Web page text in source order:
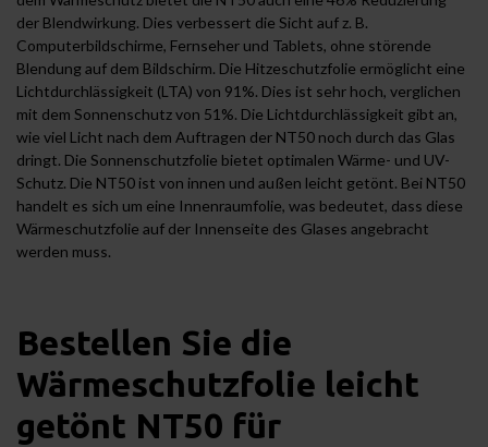
der Blendwirkung. Dies verbessert die Sicht auf z. B.
Computerbildschirme, Fernseher und Tablets, ohne störende
Blendung auf dem Bildschirm. Die Hitzeschutzfolie ermöglicht eine
Lichtdurchlässigkeit (LTA) von 91%. Dies ist sehr hoch, verglichen
mit dem Sonnenschutz von 51%. Die Lichtdurchlässigkeit gibt an,
wie viel Licht nach dem Auftragen der NT50 noch durch das Glas
dringt. Die Sonnenschutzfolie bietet optimalen Wärme- und UV-
Schutz. Die NT50 ist von innen und außen leicht getönt. Bei NT50
handelt es sich um eine Innenraumfolie, was bedeutet, dass diese
Wärmeschutzfolie auf der Innenseite des Glases angebracht
werden muss.
Bestellen Sie die
Wärmeschutzfolie leicht
getönt NT50 für